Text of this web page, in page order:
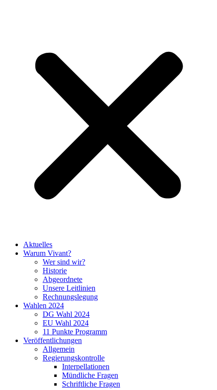
Aktuelles
Warum Vivant?
Wer sind wir?
Historie
Abgeordnete
Unsere Leitlinien
Rechnungslegung
Wahlen 2024
DG Wahl 2024
EU Wahl 2024
11 Punkte Programm
Veröffentlichungen
Allgemein
Regierungskontrolle
Interpellationen
Mündliche Fragen
Schriftliche Fragen